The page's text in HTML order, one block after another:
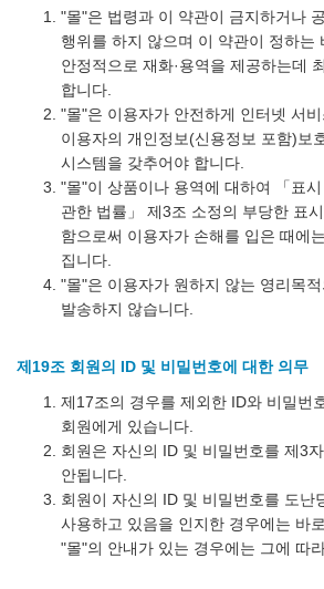
"몰"은 법령과 이 약관이 금지하거나
행위를 하지 않으며 이 약관이 정하는
안정적으로 재화·용역을 제공하는데
합니다.
"몰"은 이용자가 안전하게 인터넷 서
이용자의 개인정보(신용정보 포함)보
시스템을 갖추어야 합니다.
"몰"이 상품이나 용역에 대하여 「표
관한 법률」 제3조 소정의 부당한 표
함으로써 이용자가 손해를 입은 때에
집니다.
"몰"은 이용자가 원하지 않는 영리목
발송하지 않습니다.
제19조 회원의 ID 및 비밀번호에 대한 의무
제17조의 경우를 제외한 ID와 비밀번
회원에게 있습니다.
회원은 자신의 ID 및 비밀번호를 제3
안됩니다.
회원이 자신의 ID 및 비밀번호를 도난
사용하고 있음을 인지한 경우에는 바
"몰"의 안내가 있는 경우에는 그에 따